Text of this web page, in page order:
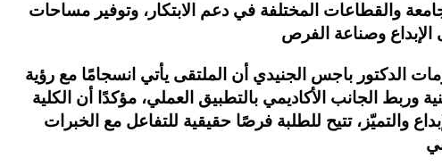
والقطاعات المختلفة في دعم الابتكار، وتوفير مساحات
الدكتور باجس الجنيدي أن الملتقى يأتي انسجامًا مع رؤية
وربط الجانب الأكاديمي بالتطبيق العملي، مؤكدًا أن الكلية
والتميّز، تتيح للطلبة فرصًا حقيقية للتفاعل مع الخبرات